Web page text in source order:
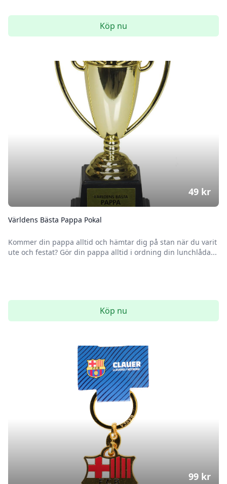
Köp nu
Världens Bästa Pappa Pokal
Kommer din pappa alltid och hämtar dig på stan när du varit
ute och festat? Gör din pappa alltid i ordning din lunchlåda...
49 kr
Köp nu
99 kr